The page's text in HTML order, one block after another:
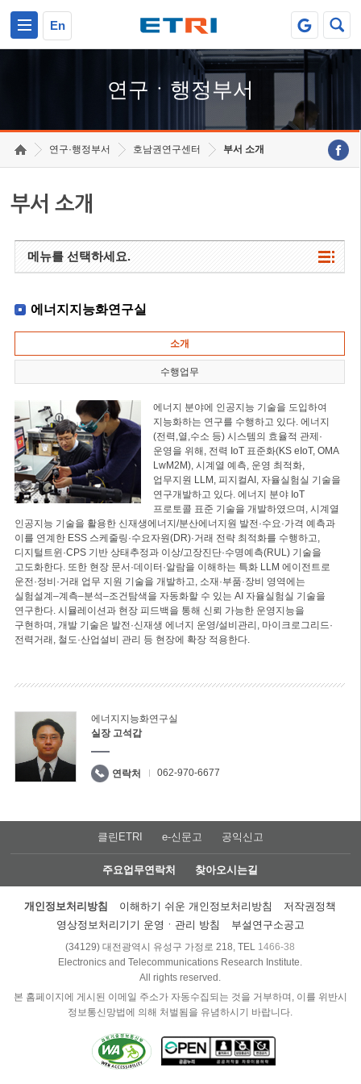
En
연구ㆍ행정부서
연구·행정부서 호남권연구센터 부서 소개
부서 소개
메뉴를 선택하세요.
에너지지능화연구실
소개
수행업무
에너지 분야에 인공지능 기술을 도입하여
지능화하는 연구를 수행하고 있다. 에너지
(전력,열,수소 등) 시스템의 효율적 관제·
운영을 위해, 전력 IoT 표준화(KS eIoT, OMA
LwM2M), 시계열 예측, 운영 최적화,
업무지원 LLM, 피지컬AI, 자율실험실 기술을
연구개발하고 있다. 에너지 분야 IoT
프로토콜 표준 기술을 개발하였으며, 시계열
인공지능 기술을 활용한 신재생에너지/분산에너지원 발전·수요·가격 예측과
이를 연계한 ESS 스케줄링·수요자원(DR)·거래 전략 최적화를 수행하고,
디지털트윈·CPS 기반 상태추정과 이상/고장진단·수명예측(RUL) 기술을
고도화한다. 또한 현장 문서·데이터·알람을 이해하는 특화 LLM 에이전트로
운전·정비·거래 업무 지원 기술을 개발하고, 소재·부품·장비 영역에는
실험설계–계측–분석–조건탐색을 자동화할 수 있는 AI 자율실험실 기술을
연구한다. 시뮬레이션과 현장 피드백을 통해 신뢰 가능한 운영지능을
구현하며, 개발 기술은 발전·신재생 에너지 운영/설비관리, 마이크로그리드·
전력거래, 철도·산업설비 관리 등 현장에 확장 적용한다.
에너지지능화연구실
실장 고석갑
연락처 062-970-6677
클린ETRI e-신문고 공익신고
주요업무연락처 찾아오시는길
개인정보처리방침 이해하기 쉬운 개인정보처리방침
저작권정책
영상정보처리기기 운영ㆍ관리 방침
부설연구소공고
(34129) 대전광역시 유성구 가정로 218, TEL 1466-38
Electronics and Telecommunications Research Institute.
All rights reserved.
본 홈페이지에 게시된 이메일 주소가 자동수집되는 것을 거부하며, 이를 위반시
정보통신망법에 의해 처벌됨을 유념하시기 바랍니다.